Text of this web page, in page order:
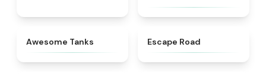
Awesome Tanks Escape Road